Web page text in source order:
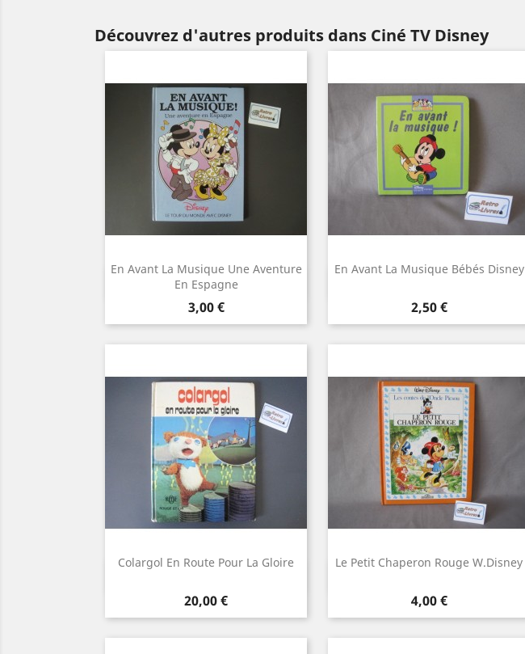
Découvrez d'autres produits dans Ciné TV Disney
En Avant La Musique Une Aventure
En Espagne
Prix
3,00 €
Aperçu rapide
En Avant La Musique Bébés Disney
Prix
2,50 €
Colargol En Route Pour La Gloire
Prix
20,00 €
Le Petit Chaperon Rouge W.Disney
Prix
4,00 €